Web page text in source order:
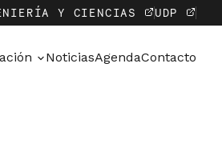
Y CIENCIAS UDP
NoticiasAgendaContacto